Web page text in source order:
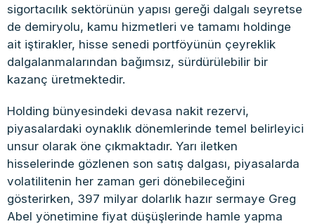
sigortacılık sektörünün yapısı gereği dalgalı seyretse
de demiryolu, kamu hizmetleri ve tamamı holdinge
ait iştirakler, hisse senedi portföyünün çeyreklik
dalgalanmalarından bağımsız, sürdürülebilir bir
kazanç üretmektedir.
Holding bünyesindeki devasa nakit rezervi,
piyasalardaki oynaklık dönemlerinde temel belirleyici
unsur olarak öne çıkmaktadır. Yarı iletken
hisselerinde gözlenen son satış dalgası, piyasalarda
volatilitenin her zaman geri dönebileceğini
gösterirken, 397 milyar dolarlık hazır sermaye Greg
Abel yönetimine fiyat düşüşlerinde hamle yapma